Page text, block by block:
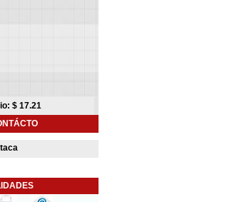
Toño Astiazarán contribución de Camina Segura para